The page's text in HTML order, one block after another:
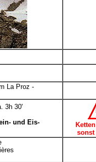
La Proz -
3h 30'
und Eis-
sonst